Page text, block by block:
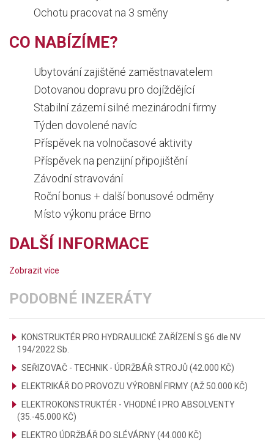
Ochotu pracovat na 3 směny
CO NABÍZÍME?
Ubytování zajištěné zaměstnavatelem
Dotovanou dopravu pro dojíždějící
Stabilní zázemí silné mezinárodní firmy
Týden dovolené navíc
Příspěvek na volnočasové aktivity
Příspěvek na penzijní připojištění
Závodní stravování
Roční bonus + další bonusové odměny
Místo výkonu práce Brno
DALŠÍ INFORMACE
Zobrazit více
PODOBNÉ INZERÁTY
KONSTRUKTÉR PRO HYDRAULICKÉ ZAŘÍZENÍ S §6 dle NV
194/2022 Sb.
SEŘIZOVAČ - TECHNIK - ÚDRŽBÁŘ STROJŮ (42.000 KČ)
ELEKTRIKÁŘ DO PROVOZU VÝROBNÍ FIRMY (AŽ 50.000 KČ)
ELEKTROKONSTRUKTÉR - VHODNÉ I PRO ABSOLVENTY
(35.-45.000 KČ)
ELEKTRO ÚDRŽBÁŘ DO SLÉVÁRNY (44.000 KČ)